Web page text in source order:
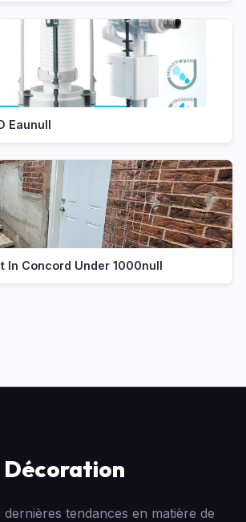
Eaunull
In Concord Under 1000null
Décoration
tendances en matière de